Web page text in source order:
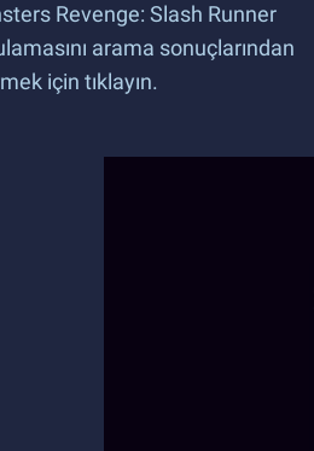
Revenge: Slash Runner
arama sonuçlarından
için tıklayın.